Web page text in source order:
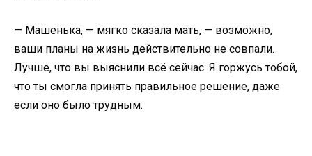
— Машенька, — мягко сказала мать, — возможно,
ваши планы на жизнь действительно не совпали.
Лучше, что вы выяснили всё сейчас. Я горжусь тобой,
что ты смогла принять правильное решение, даже
если оно было трудным.